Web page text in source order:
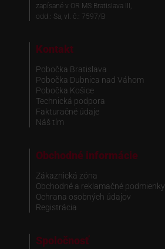
zapísané v OR MS Bratislava III,
odd.: Sa, vl. č.: 7597/B
Kontakt
Pobočka Bratislava
Pobočka Dubnica nad Váhom
Pobočka Košice
Technická podpora
Fakturačné údaje
Náš tím
Obchodné informácie
Zákaznická zóna
Obchodné a reklamačné podmienky
Ochrana osobných údajov
Registrácia
Spoločnosť